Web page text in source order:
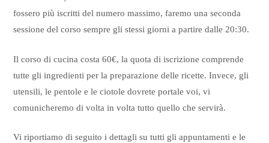
fossero più iscritti del numero massimo, faremo una seconda
sessione del corso sempre gli stessi giorni a partire dalle 20:30.
Il corso di cucina costa 60€, la quota di iscrizione comprende
tutte gli ingredienti per la preparazione delle ricette. Invece, gli
utensili, le pentole e le ciotole dovrete portale voi, vi
comunicheremo di volta in volta tutto quello che servirà.
Vi riportiamo di seguito i dettagli su tutti gli appuntamenti e le